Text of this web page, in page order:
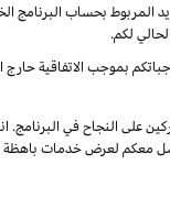
بحساب البرنامج
لكم.
بموجب الاتفاقية حارج
على النجاح في
معكم لعرض خدمات باهظة